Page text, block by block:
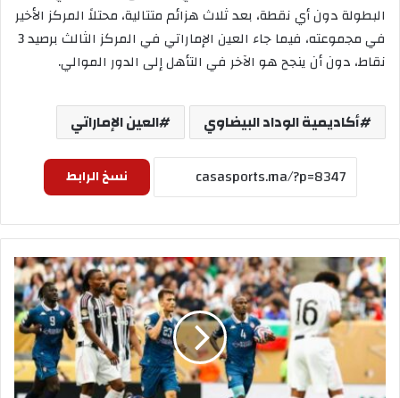
البطولة دون أي نقطة، بعد ثلاث هزائم متتالية، محتلاً المركز الأخير
في مجموعته، فيما جاء العين الإماراتي في المركز الثالث برصيد 3
نقاط، دون أن ينجح هو الآخر في التأهل إلى الدور الموالي.
أكاديمية الوداد البيضاوي العين الإماراتي
نسخ الرابط